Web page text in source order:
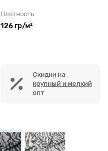
Плотность
126 гр/м²
Скидки на
крупный и мелкий
опт